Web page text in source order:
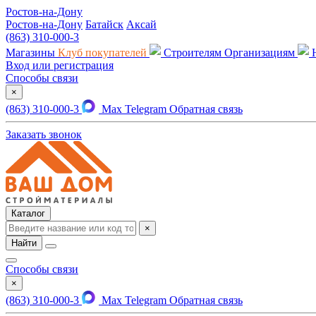
Ростов-на-Дону
Ростов-на-Дону Батайск Аксай
(863) 310-000-3
Магазины Клуб покупателей Строителям Организациям
Вход или регистрация
Способы связи
×
(863) 310-000-3 Max Telegram Обратная связь
Заказать звонок
Каталог
×
Найти
Способы связи
×
(863) 310-000-3 Max Telegram Обратная связь